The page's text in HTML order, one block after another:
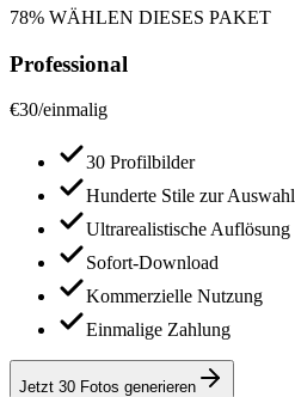
78% WÄHLEN DIESES PAKET
Professional
€30/einmalig
30 Profilbilder
Hunderte Stile zur Auswahl
Ultrarealistische Auflösung
Sofort-Download
Kommerzielle Nutzung
Einmalige Zahlung
Jetzt 30 Fotos generieren